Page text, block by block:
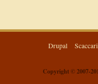
Drupal
Copyright © 2007-